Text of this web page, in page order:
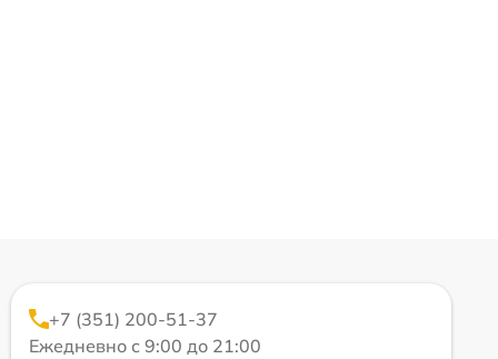
+7 (351) 200-51-37
Ежедневно с 9:00 до 21:00